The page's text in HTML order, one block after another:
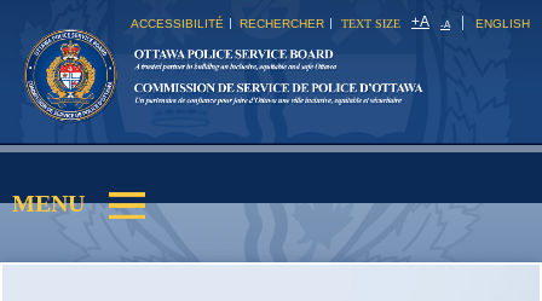
main
content
ENGLISH
TEXT SIZE -A
+A
ACCESSIBILITÉ RECHERCHER
MENU
Main menu